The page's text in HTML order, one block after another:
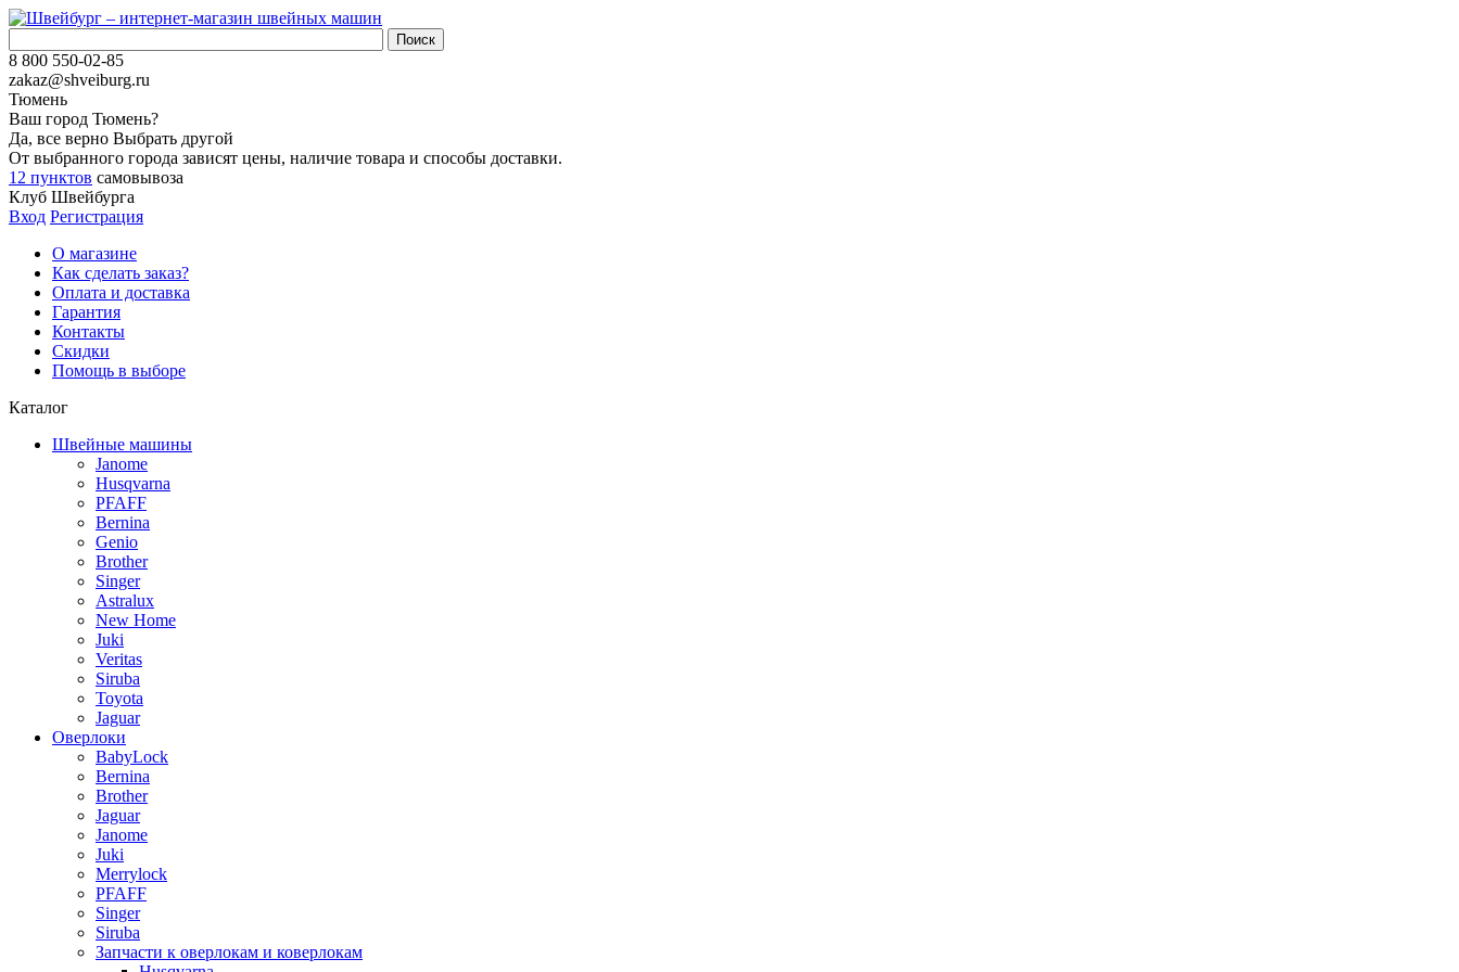
8 800 550-02-85
zakaz@shveiburg.ru
Тюмень
Ваш город Тюмень?
Да, все верно Выбрать другой
От выбранного города зависят цены, наличие товара и способы доставки.
12 пунктов самовывоза
Клуб Швейбурга
Вход Регистрация
О магазине
Как сделать заказ?
Оплата и доставка
Гарантия
Контакты
Скидки
Помощь в выборе
Каталог
Швейные машины
Janome
Husqvarna
PFAFF
Bernina
Genio
Brother
Singer
Astralux
New Home
Juki
Veritas
Siruba
Toyota
Jaguar
Оверлоки
BabyLock
Bernina
Brother
Jaguar
Janome
Juki
Merrylock
PFAFF
Singer
Siruba
Запчасти к оверлокам и коверлокам